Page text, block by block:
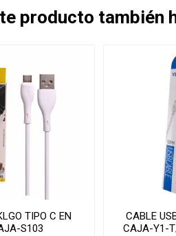
producto también
TIPO C EN
S103
CABLE
CAJA-Y1-